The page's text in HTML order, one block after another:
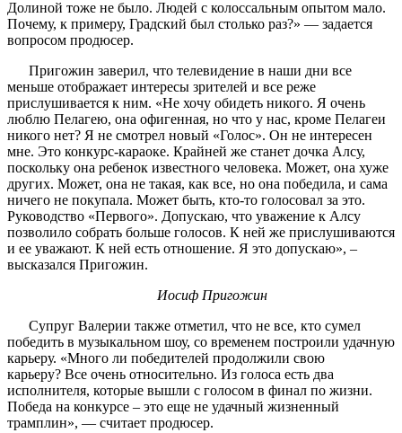
Долиной тоже не было. Людей с колоссальным опытом мало.
Почему, к примеру, Градский был столько раз?» — задается
вопросом продюсер.
Пригожин заверил, что телевидение в наши дни все
меньше отображает интересы зрителей и все реже
прислушивается к ним. «Не хочу обидеть никого. Я очень
люблю Пелагею, она офигенная, но что у нас, кроме Пелагеи
никого нет? Я не смотрел новый «Голос». Он не интересен
мне. Это конкурс-караоке. Крайней же станет дочка Алсу,
поскольку она ребенок известного человека. Может, она хуже
других. Может, она не такая, как все, но она победила, и сама
ничего не покупала. Может быть, кто-то голосовал за это.
Руководство «Первого». Допускаю, что уважение к Алсу
позволило собрать больше голосов. К ней же прислушиваются
и ее уважают. К ней есть отношение. Я это допускаю», –
высказался Пригожин.
Иосиф Пригожин
Супруг Валерии также отметил, что не все, кто сумел
победить в музыкальном шоу, со временем построили удачную
карьеру. «Много ли победителей продолжили свою
карьеру? Все очень относительно. Из голоса есть два
исполнителя, которые вышли с голосом в финал по жизни.
Победа на конкурсе – это еще не удачный жизненный
трамплин», — считает продюсер.